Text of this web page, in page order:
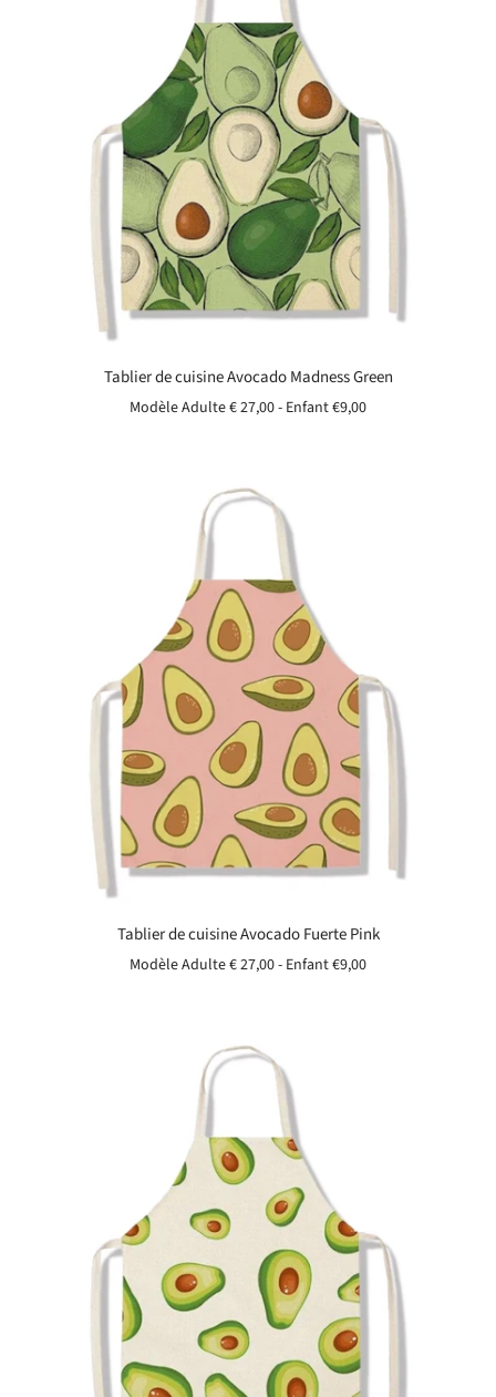
Tablier de cuisine Avocado Madness Green
Modèle Adulte € 27,00 - Enfant€9,00
Tablier de cuisine Avocado Fuerte Pink
Modèle Adulte € 27,00 - Enfant€9,00